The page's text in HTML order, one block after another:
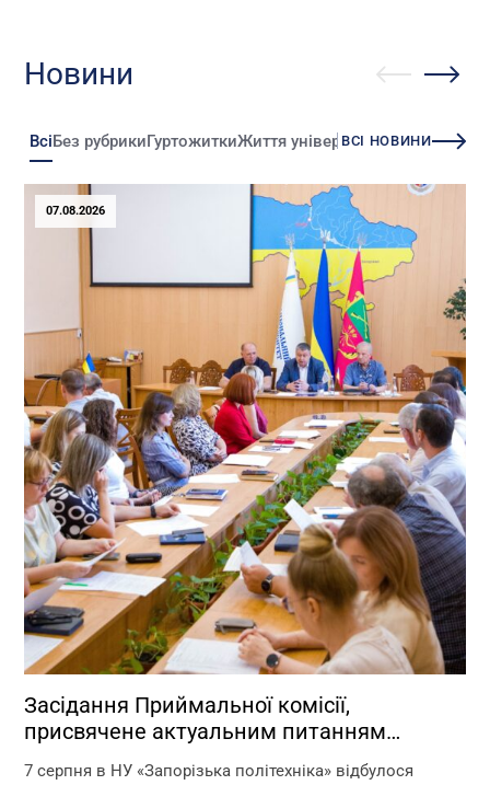
Новини
ВсіБез рубрикиГуртожиткиЖиття університетуЗміни
ВСІ НОВИНИ
07.08.2026
Засідання Приймальної комісії,
присвячене актуальним питанням
перебігу вступної кампанії 2026 року
7 серпня в НУ «Запорізька політехніка» відбулося